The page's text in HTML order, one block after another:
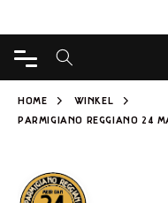
HOME
WINKEL
PARMIGIANO REGGIANO 24
NAAR